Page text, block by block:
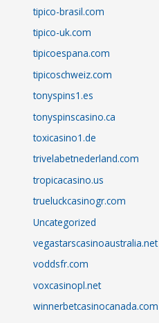
tipico-brasil.com
tipico-uk.com
tipicoespana.com
tipicoschweiz.com
tonyspins1.es
tonyspinscasino.ca
toxicasino1.de
trivelabetnederland.com
tropicacasino.us
trueluckcasinogr.com
Uncategorized
vegastarscasinoaustralia.net
voddsfr.com
voxcasinopl.net
winnerbetcasinocanada.com